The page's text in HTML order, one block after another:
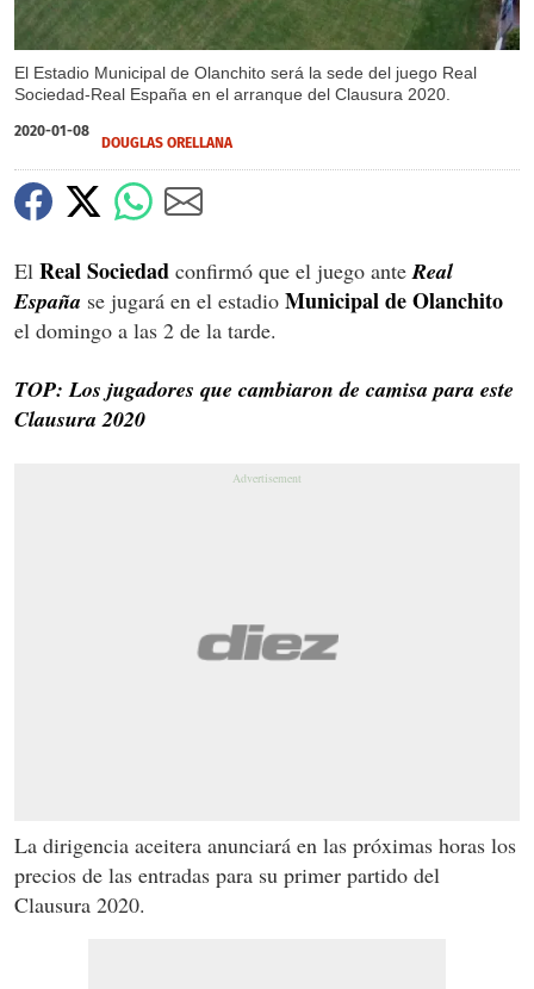
El Estadio Municipal de Olanchito será la sede del juego Real
Sociedad-Real España en el arranque del Clausura 2020.
2020-01-08
DOUGLAS ORELLANA
El Real Sociedad confirmó que el juego anteReal
España se jugará en el estadio Municipal de Olanchito
el domingo a las 2 de la tarde.
TOP: Los jugadores que cambiaron de camisa para este
Clausura 2020
La dirigencia aceitera anunciará en las próximas horas los
precios de las entradas para su primer partido del
Clausura 2020.